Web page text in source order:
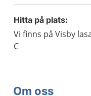
Hitta på plats:
Vi finns på Visby
C
Om oss